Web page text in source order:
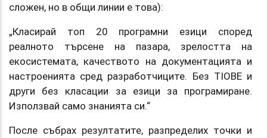
сложен, но в общи линии е това):
„Класирай топ 20 програмни езици според
реалното търсене на пазара, зрелостта на
екосистемата, качеството на документацията и
настроенията сред разработчиците. Без TIOBE и
други без класации за езици за програмиране.
Използвай само знанията си.“
После събрах резултатите, разпределих точки и